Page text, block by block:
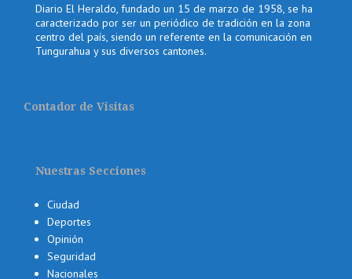
Diario El Heraldo, fundado un 15 de marzo de 1958, se ha
caracterizado por ser un periódico de tradición en la zona
centro del país, siendo un referente en la comunicación en
Tungurahua y sus diversos cantones.
Contador de Visitas
Nuestras Secciones
Ciudad
Deportes
Opinión
Seguridad
Nacionales